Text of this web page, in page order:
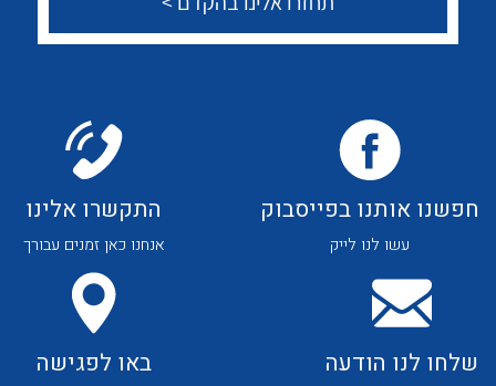
לכל מוצרי היצרן לכל מוצרי היצרן חפשנו אותנו בפייסבוק
עשו לנו לייק
התקשרו אלינו
אנחנו כאן זמנים עבורך
שלחו לנו הודעה באו לפגישה